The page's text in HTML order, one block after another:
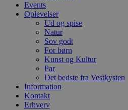
Events
Oplevelser
Ud og spise
Natur
Sov godt
For børn
Kunst og Kultur
Par
Det bedste fra Vestkysten
Information
Kontakt
Erhverv